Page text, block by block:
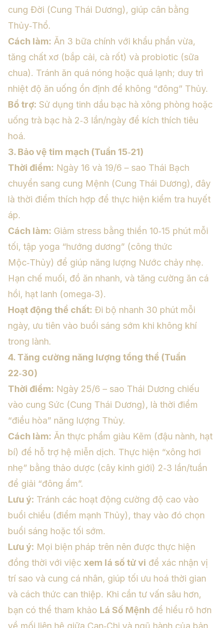
cung Đời (Cung Thái Dương), giúp cân bằng
Thủy‑Thổ.
Cách làm: Ăn 3 bữa chính với khẩu phần vừa,
tăng chất xơ (bắp cải, cà rốt) và probiotic (sữa
chua). Tránh ăn quá nóng hoặc quá lạnh; duy trì
nhiệt độ ăn uống ổn định để không “đông” Thủy.
Bổ trợ: Sử dụng tinh dầu bạc hà xông phòng hoặc
uống trà bạc hà 2‑3 lần/ngày để kích thích tiêu
hoá.
3. Bảo vệ tim mạch (Tuần 15‑21)
Thời điểm: Ngày 16 và 19/6 – sao Thái Bạch
chuyển sang cung Mệnh (Cung Thái Dương), đây
là thời điểm thích hợp để thực hiện kiểm tra huyết
áp.
Cách làm: Giảm stress bằng thiền 10‑15 phút mỗi
tối, tập yoga “hướng dương” (công thức
Mộc‑Thủy) để giúp năng lượng Nước chảy nhẹ.
Hạn chế muối, đồ ăn nhanh, và tăng cường ăn cá
hồi, hạt lanh (omega‑3).
Hoạt động thể chất: Đi bộ nhanh 30 phút mỗi
ngày, ưu tiên vào buổi sáng sớm khi không khí
trong lành.
4. Tăng cường năng lượng tổng thể (Tuần
22‑30)
Thời điểm: Ngày 25/6 – sao Thái Dương chiếu
vào cung Sức (Cung Thái Dương), là thời điểm
“điều hòa” năng lượng Thủy.
Cách làm: Ăn thực phẩm giàu Kẽm (đậu nành, hạt
bí) để hỗ trợ hệ miễn dịch. Thực hiện “xông hơi
nhẹ” bằng thảo dược (cây kinh giới) 2‑3 lần/tuần
để giải “đông ẩm”.
Lưu ý: Tránh các hoạt động cường độ cao vào
buổi chiều (điểm mạnh Thủy), thay vào đó chọn
buổi sáng hoặc tối sớm.
Lưu ý: Mọi biện pháp trên nên được thực hiện
đồng thời với việc xem lá số tử vi để xác nhận vị
trí sao và cung cá nhân, giúp tối ưu hoá thời gian
và cách thức can thiệp. Khi cần tư vấn sâu hơn,
bạn có thể tham khảo Lá Số Mệnh để hiểu rõ hơn
về mối liên hệ giữa Can‑Chi và ngũ hành của bản